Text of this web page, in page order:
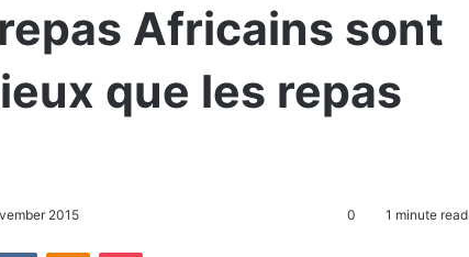
Africains sont
que les repas
2015 0 1 minute read